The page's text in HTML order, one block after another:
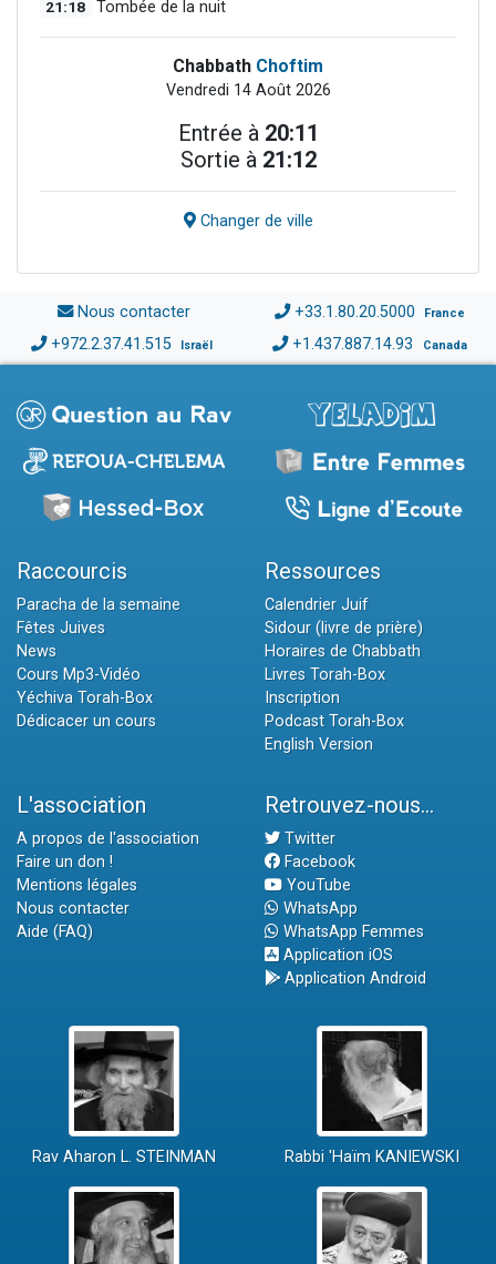
21:18 Tombée de la nuit
Chabbath Choftim
Vendredi 14 Août 2026
Entrée à 20:11
Sortie à 21:12
Changer de ville
Nous contacter +33.1.80.20.5000 France
+972.2.37.41.515 Israël +1.437.887.14.93 Canada
Raccourcis
Paracha de la semaine
Fêtes Juives
News
Cours Mp3-Vidéo
Yéchiva Torah-Box
Dédicacer un cours
Ressources
Calendrier Juif
Sidour (livre de prière)
Horaires de Chabbath
Livres Torah-Box
Inscription
Podcast Torah-Box
English Version
L'association
A propos de l'association
Faire un don !
Mentions légales
Nous contacter
Aide (FAQ)
Retrouvez-nous...
Twitter
Facebook
YouTube
WhatsApp
WhatsApp Femmes
Application iOS
Application Android
Rav Aharon L. STEINMAN Rabbi 'Haïm KANIEWSKI